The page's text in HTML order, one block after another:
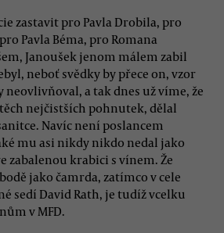
zastavit pro Pavla Drobila, pro
Pavla Béma, pro Romana
Janoušek jenom málem zabil
neboť svědky by přece on, vzor
a tak dnes už víme, že
nejčistších pohnutek, dělal
Navíc není poslancem
mu asi nikdy nikdo nedal jako
zabalenou krabici s vínem. Že
jako čamrda, zatímco v cele
sedí David Rath, je tudíž vcelku
v MFD.